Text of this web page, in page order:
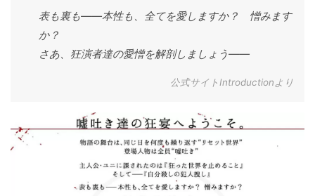
表も裏も——本性も、全てを愛しますか？ 憎みます
か？
さあ、狂演者達の愛憎を解剖しましょう——
公式サイトIntroductionより